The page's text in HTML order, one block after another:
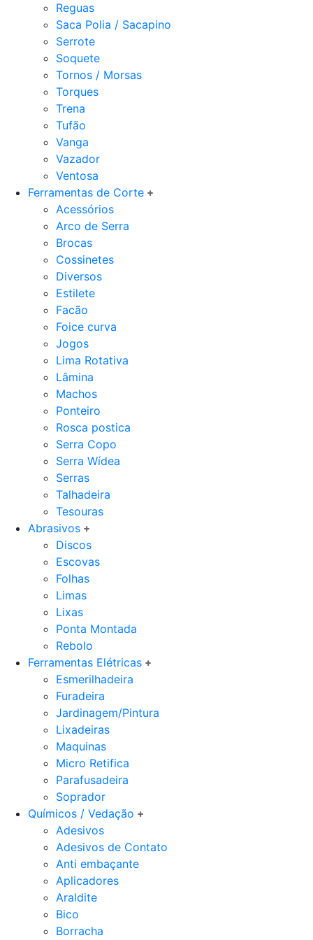
Reguas
Saca Polia / Sacapino
Serrote
Soquete
Tornos / Morsas
Torques
Trena
Tufão
Vanga
Vazador
Ventosa
Ferramentas de Corte
Acessórios
Arco de Serra
Brocas
Cossinetes
Diversos
Estilete
Facão
Foice curva
Jogos
Lima Rotativa
Lâmina
Machos
Ponteiro
Rosca postica
Serra Copo
Serra Wídea
Serras
Talhadeira
Tesouras
Abrasivos
Discos
Escovas
Folhas
Limas
Lixas
Ponta Montada
Rebolo
Ferramentas Elétricas
Esmerilhadeira
Furadeira
Jardinagem/Pintura
Lixadeiras
Maquinas
Micro Retifica
Parafusadeira
Soprador
Químicos / Vedação
Adesivos
Adesivos de Contato
Anti embaçante
Aplicadores
Araldite
Bico
Borracha